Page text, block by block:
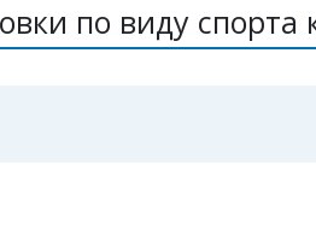
по виду спорта